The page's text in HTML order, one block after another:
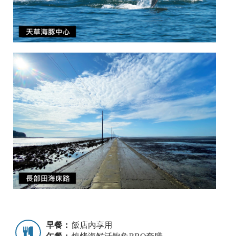
早餐： 飯店內享用